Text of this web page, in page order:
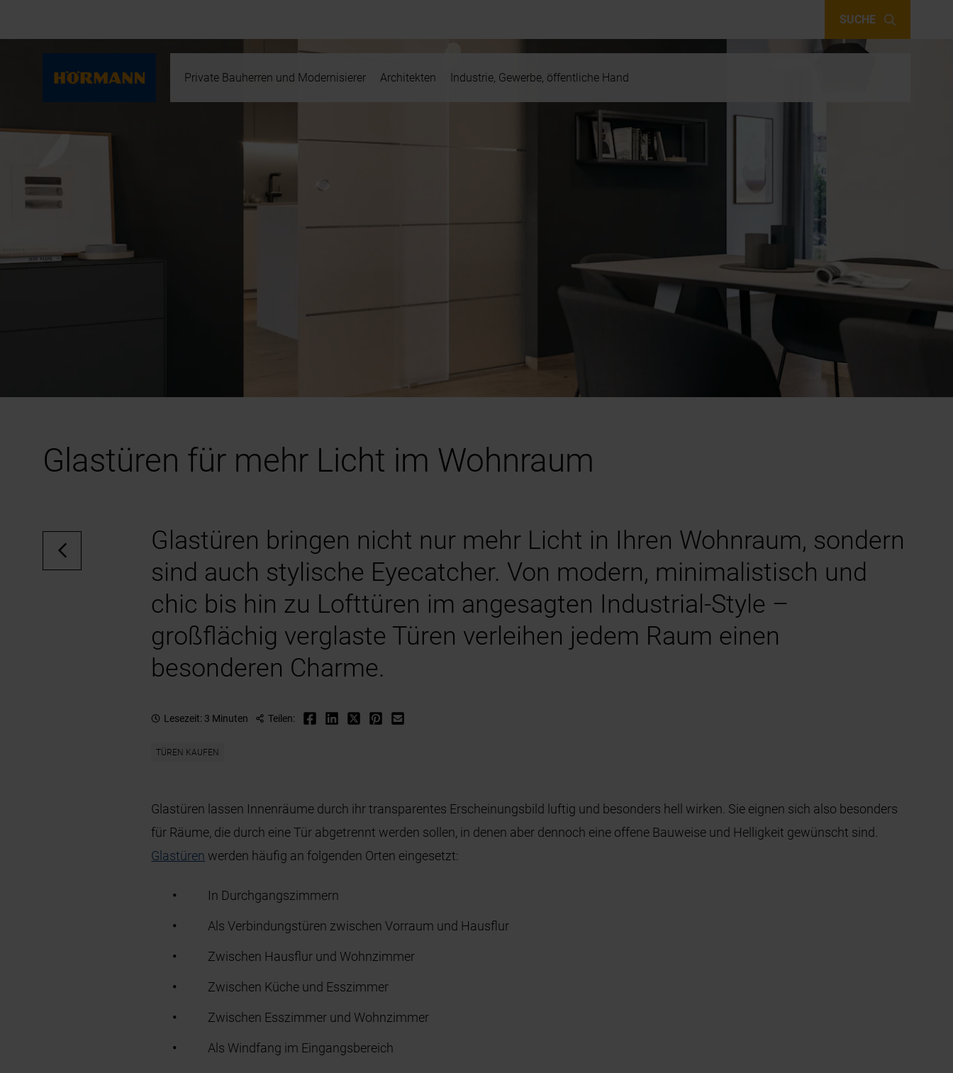
SUCHE
Private Bauherren und Modernisierer Architekten Industrie, Gewerbe, öffentliche Hand
Glastüren für mehr Licht im Wohnraum
Glastüren bringen nicht nur mehr Licht in Ihren Wohnraum, sondern
sind auch stylische Eyecatcher. Von modern, minimalistisch und
chic bis hin zu Lofttüren im angesagten Industrial-Style –
großflächig verglaste Türen verleihen jedem Raum einen
besonderen Charme.
Lesezeit: 3 Minuten Teilen:
TÜREN KAUFEN
Glastüren lassen Innenräume durch ihr transparentes Erscheinungsbild luftig und besonders hell wirken. Sie eignen sich also besonders
für Räume, die durch eine Tür abgetrennt werden sollen, in denen aber dennoch eine offene Bauweise und Helligkeit gewünscht sind.
Glastüren werden häufig an folgenden Orten eingesetzt:
In Durchgangszimmern
Als Verbindungstüren zwischen Vorraum und Hausflur
Zwischen Hausflur und Wohnzimmer
Zwischen Küche und Esszimmer
Zwischen Esszimmer und Wohnzimmer
Als Windfang im Eingangsbereich